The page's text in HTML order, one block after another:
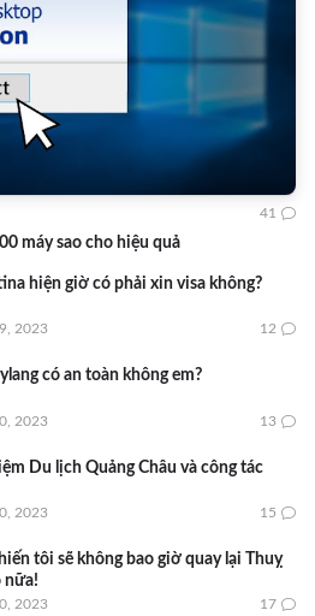
máy sao cho hiệu quả
41
hiện giờ có phải xin visa không?
2023 12
có an toàn không em?
2023 13
Du lịch Quảng Châu và công tác
2023 15
tôi sẽ không bao giờ quay lại Thuỵ
nữa!
2023 17